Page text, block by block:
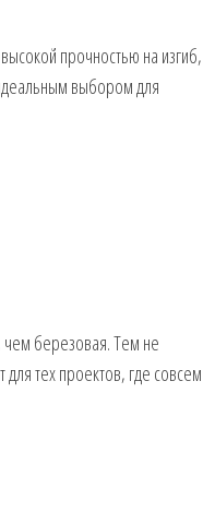
прочностью на изгиб,
выбором для
березовая. Тем не
тех проектов, где совсем